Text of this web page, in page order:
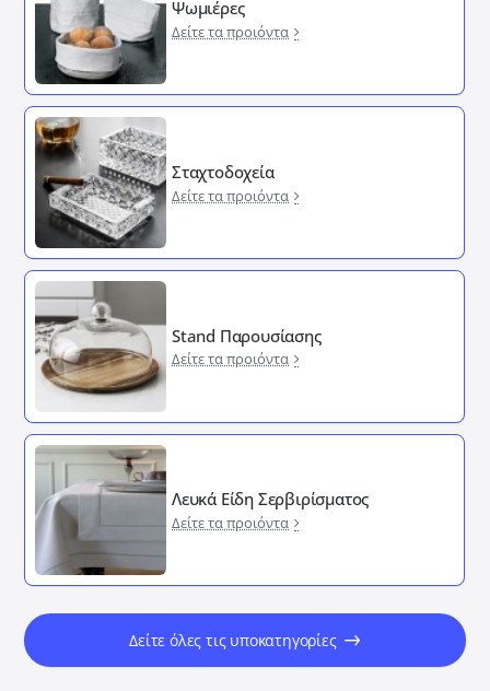
Ψωμιέρες
Δείτε τα προιόντα
Σταχτοδοχεία
Δείτε τα προιόντα
Stand Παρουσίασης
Δείτε τα προιόντα
Λευκά Είδη Σερβιρίσματος
Δείτε τα προιόντα
Δείτε όλες τις υποκατηγορίες